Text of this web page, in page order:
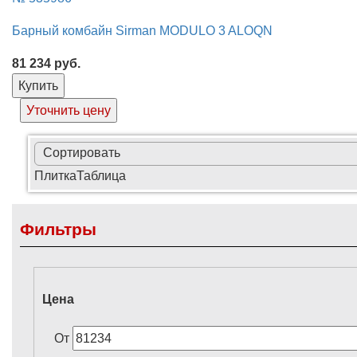
Барный комбайн Sirman MODULO 3 ALOQN
81 234 руб.
Купить
Уточнить цену
Сортировать
ПлиткаТаблица
Фильтры
Цена
От